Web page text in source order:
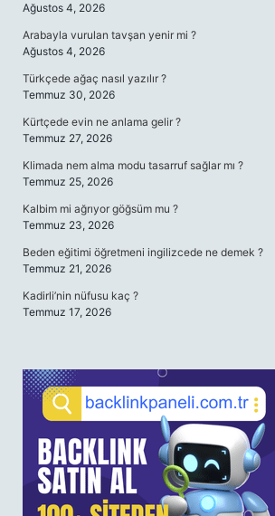
Ağustos 4, 2026
Arabayla vurulan tavşan yenir mi ?
Ağustos 4, 2026
Türkçede ağaç nasıl yazılır ?
Temmuz 30, 2026
Kürtçede evin ne anlama gelir ?
Temmuz 27, 2026
Klimada nem alma modu tasarruf sağlar mı ?
Temmuz 25, 2026
Kalbim mi ağrıyor göğsüm mu ?
Temmuz 23, 2026
Beden eğitimi öğretmeni ingilizcede ne demek ?
Temmuz 21, 2026
Kadirli’nin nüfusu kaç ?
Temmuz 17, 2026